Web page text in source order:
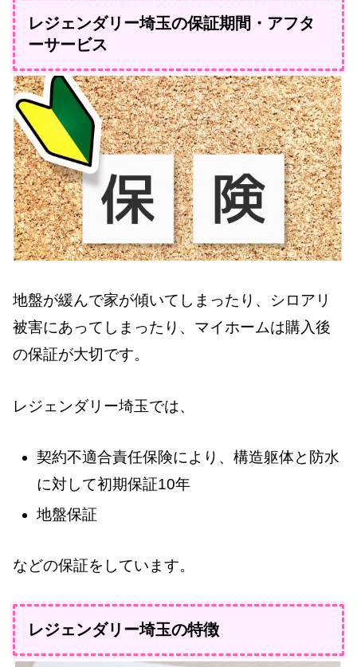
レジェンダリー埼玉の保証期間・アフタ
ーサービス
地盤が緩んで家が傾いてしまったり、シロアリ
被害にあってしまったり、マイホームは購入後
の保証が大切です。
レジェンダリー埼玉では、
契約不適合責任保険により、構造躯体と防水
に対して初期保証10年
地盤保証
などの保証をしています。
レジェンダリー埼玉の特徴